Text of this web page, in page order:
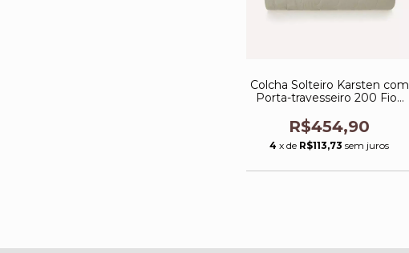
Colcha Solteiro Karsten com
Porta-travesseiro 200 Fios
R$454,90
4 x de R$113,73 sem juros